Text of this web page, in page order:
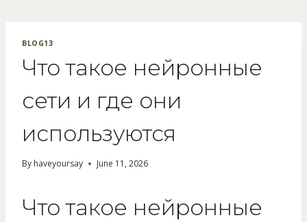
BLOG13
Что такое нейронные
сети и где они
используются
By haveyoursay June 11, 2026
Что такое нейронные